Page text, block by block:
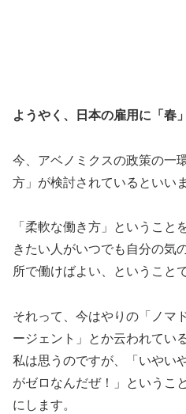
ようやく、日本の雇用に「春
今、アベノミクスの政策の一
方」が検討されているといいま
「柔軟な働き方」ということ
きたい人がいつでも自分の気
所で働けばよい、ということ
それって、今はやりの「ノマ
ージェント」とか云われてい
私は思うのですが、「いやい
がゼロなんだぜ！」というこ
にします。